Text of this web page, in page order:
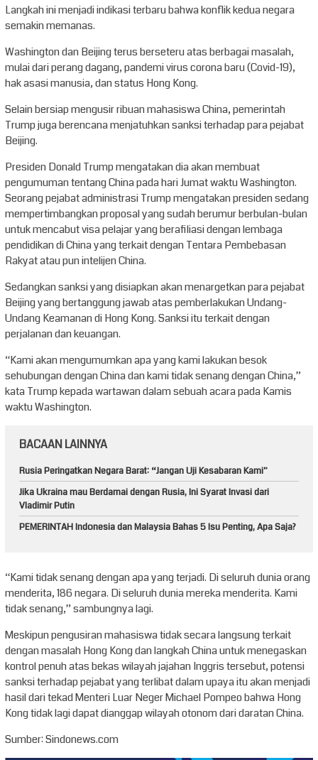
Langkah ini menjadi indikasi terbaru bahwa konflik kedua negara
semakin memanas.
Washington dan Beijing terus berseteru atas berbagai masalah,
mulai dari perang dagang, pandemi virus corona baru (Covid-19),
hak asasi manusia, dan status Hong Kong.
Selain bersiap mengusir ribuan mahasiswa China, pemerintah
Trump juga berencana menjatuhkan sanksi terhadap para pejabat
Beijing.
Presiden Donald Trump mengatakan dia akan membuat
pengumuman tentang China pada hari Jumat waktu Washington.
Seorang pejabat administrasi Trump mengatakan presiden sedang
mempertimbangkan proposal yang sudah berumur berbulan-bulan
untuk mencabut visa pelajar yang berafiliasi dengan lembaga
pendidikan di China yang terkait dengan Tentara Pembebasan
Rakyat atau pun intelijen China.
Sedangkan sanksi yang disiapkan akan menargetkan para pejabat
Beijing yang bertanggung jawab atas pemberlakukan Undang-
Undang Keamanan di Hong Kong. Sanksi itu terkait dengan
perjalanan dan keuangan.
“Kami akan mengumumkan apa yang kami lakukan besok
sehubungan dengan China dan kami tidak senang dengan China,”
kata Trump kepada wartawan dalam sebuah acara pada Kamis
waktu Washington.
BACAAN LAINNYA
Rusia Peringatkan Negara Barat: “Jangan Uji Kesabaran Kami”
Jika Ukraina mau Berdamai dengan Rusia, Ini Syarat Invasi dari
Vladimir Putin
PEMERINTAH Indonesia dan Malaysia Bahas 5 Isu Penting, Apa Saja?
“Kami tidak senang dengan apa yang terjadi. Di seluruh dunia orang
menderita, 186 negara. Di seluruh dunia mereka menderita. Kami
tidak senang,” sambungnya lagi.
Meskipun pengusiran mahasiswa tidak secara langsung terkait
dengan masalah Hong Kong dan langkah China untuk menegaskan
kontrol penuh atas bekas wilayah jajahan Inggris tersebut, potensi
sanksi terhadap pejabat yang terlibat dalam upaya itu akan menjadi
hasil dari tekad Menteri Luar Neger Michael Pompeo bahwa Hong
Kong tidak lagi dapat dianggap wilayah otonom dari daratan China.
Sumber: Sindonews.com